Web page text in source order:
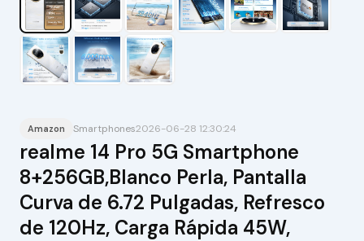
Amazon Smartphones2026-06-28 12:30:24
realme 14 Pro 5G Smartphone
8+256GB,Blanco Perla, Pantalla
Curva de 6.72 Pulgadas, Refresco
de 120Hz, Carga Rápida 45W,